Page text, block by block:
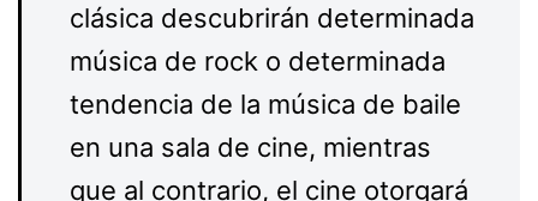
clásica descubrirán determinada
música de rock o determinada
tendencia de la música de baile
en una sala de cine, mientras
que al contrario, el cine otorgará